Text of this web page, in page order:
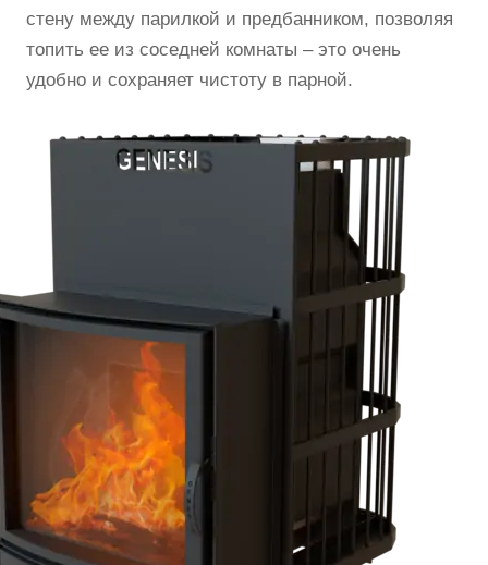
стену между парилкой и предбанником, позволяя
топить ее из соседней комнаты – это очень
удобно и сохраняет чистоту в парной.